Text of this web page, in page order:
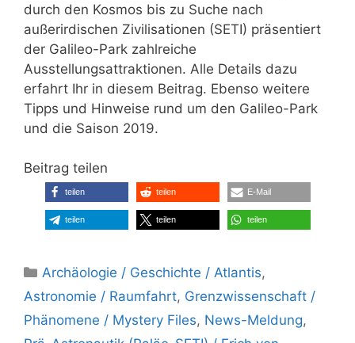
durch den Kosmos bis zu Suche nach
außerirdischen Zivilisationen (SETI) präsentiert
der Galileo-Park zahlreiche
Ausstellungsattraktionen. Alle Details dazu
erfahrt Ihr in diesem Beitrag. Ebenso weitere
Tipps und Hinweise rund um den Galileo-Park
und die Saison 2019.
Beitrag teilen
teilen teilen E-Mail
teilen teilen teilen
Kategorien
Archäologie / Geschichte / Atlantis,
Astronomie / Raumfahrt, Grenzwissenschaft /
Phänomene / Mystery Files, News-Meldung,